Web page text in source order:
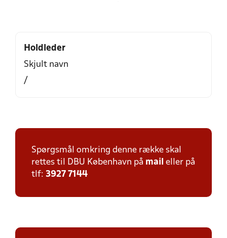
Holdleder
Skjult navn
/
Spørgsmål omkring denne række skal
rettes til DBU København på mail eller på
tlf: 3927 7144